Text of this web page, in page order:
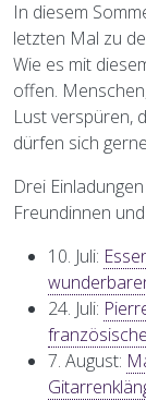
In diesem
letzten Mal zu
Wie es mit
offen.
Lust verspüren,
dürfen sich
Drei
Freundinnen
10. Juli:
24. Juli:
7. August: